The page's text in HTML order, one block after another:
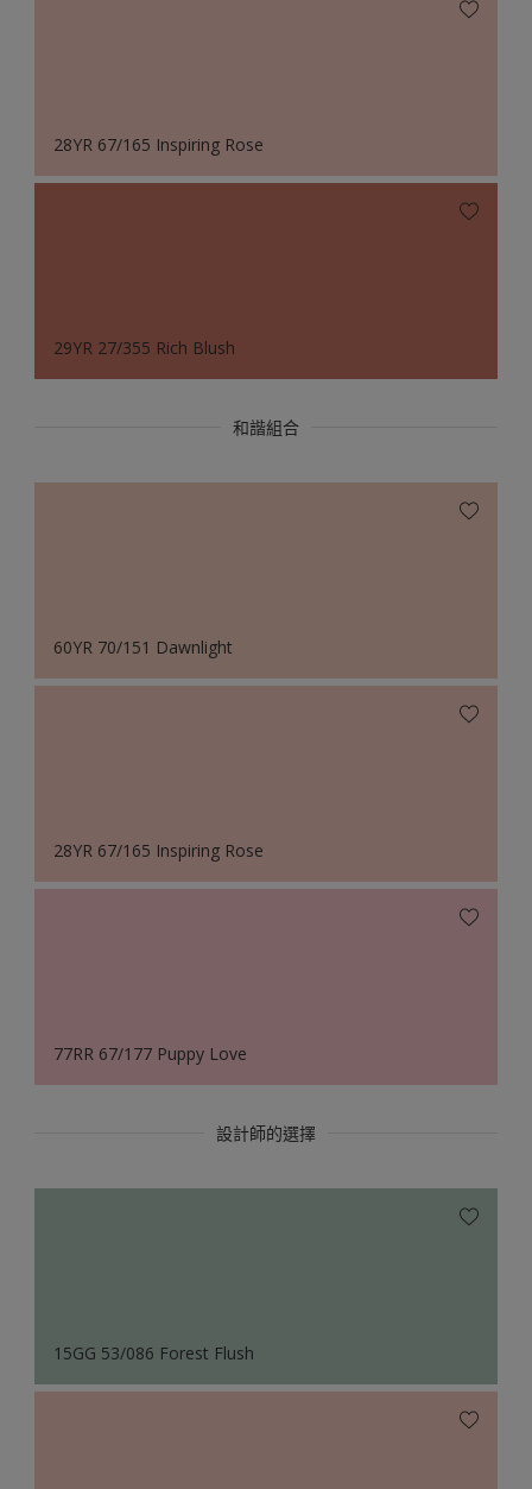
28YR 67/165 Inspiring Rose
29YR 27/355 Rich Blush
和諧組合
60YR 70/151 Dawnlight
28YR 67/165 Inspiring Rose
77RR 67/177 Puppy Love
設計師的選擇
15GG 53/086 Forest Flush